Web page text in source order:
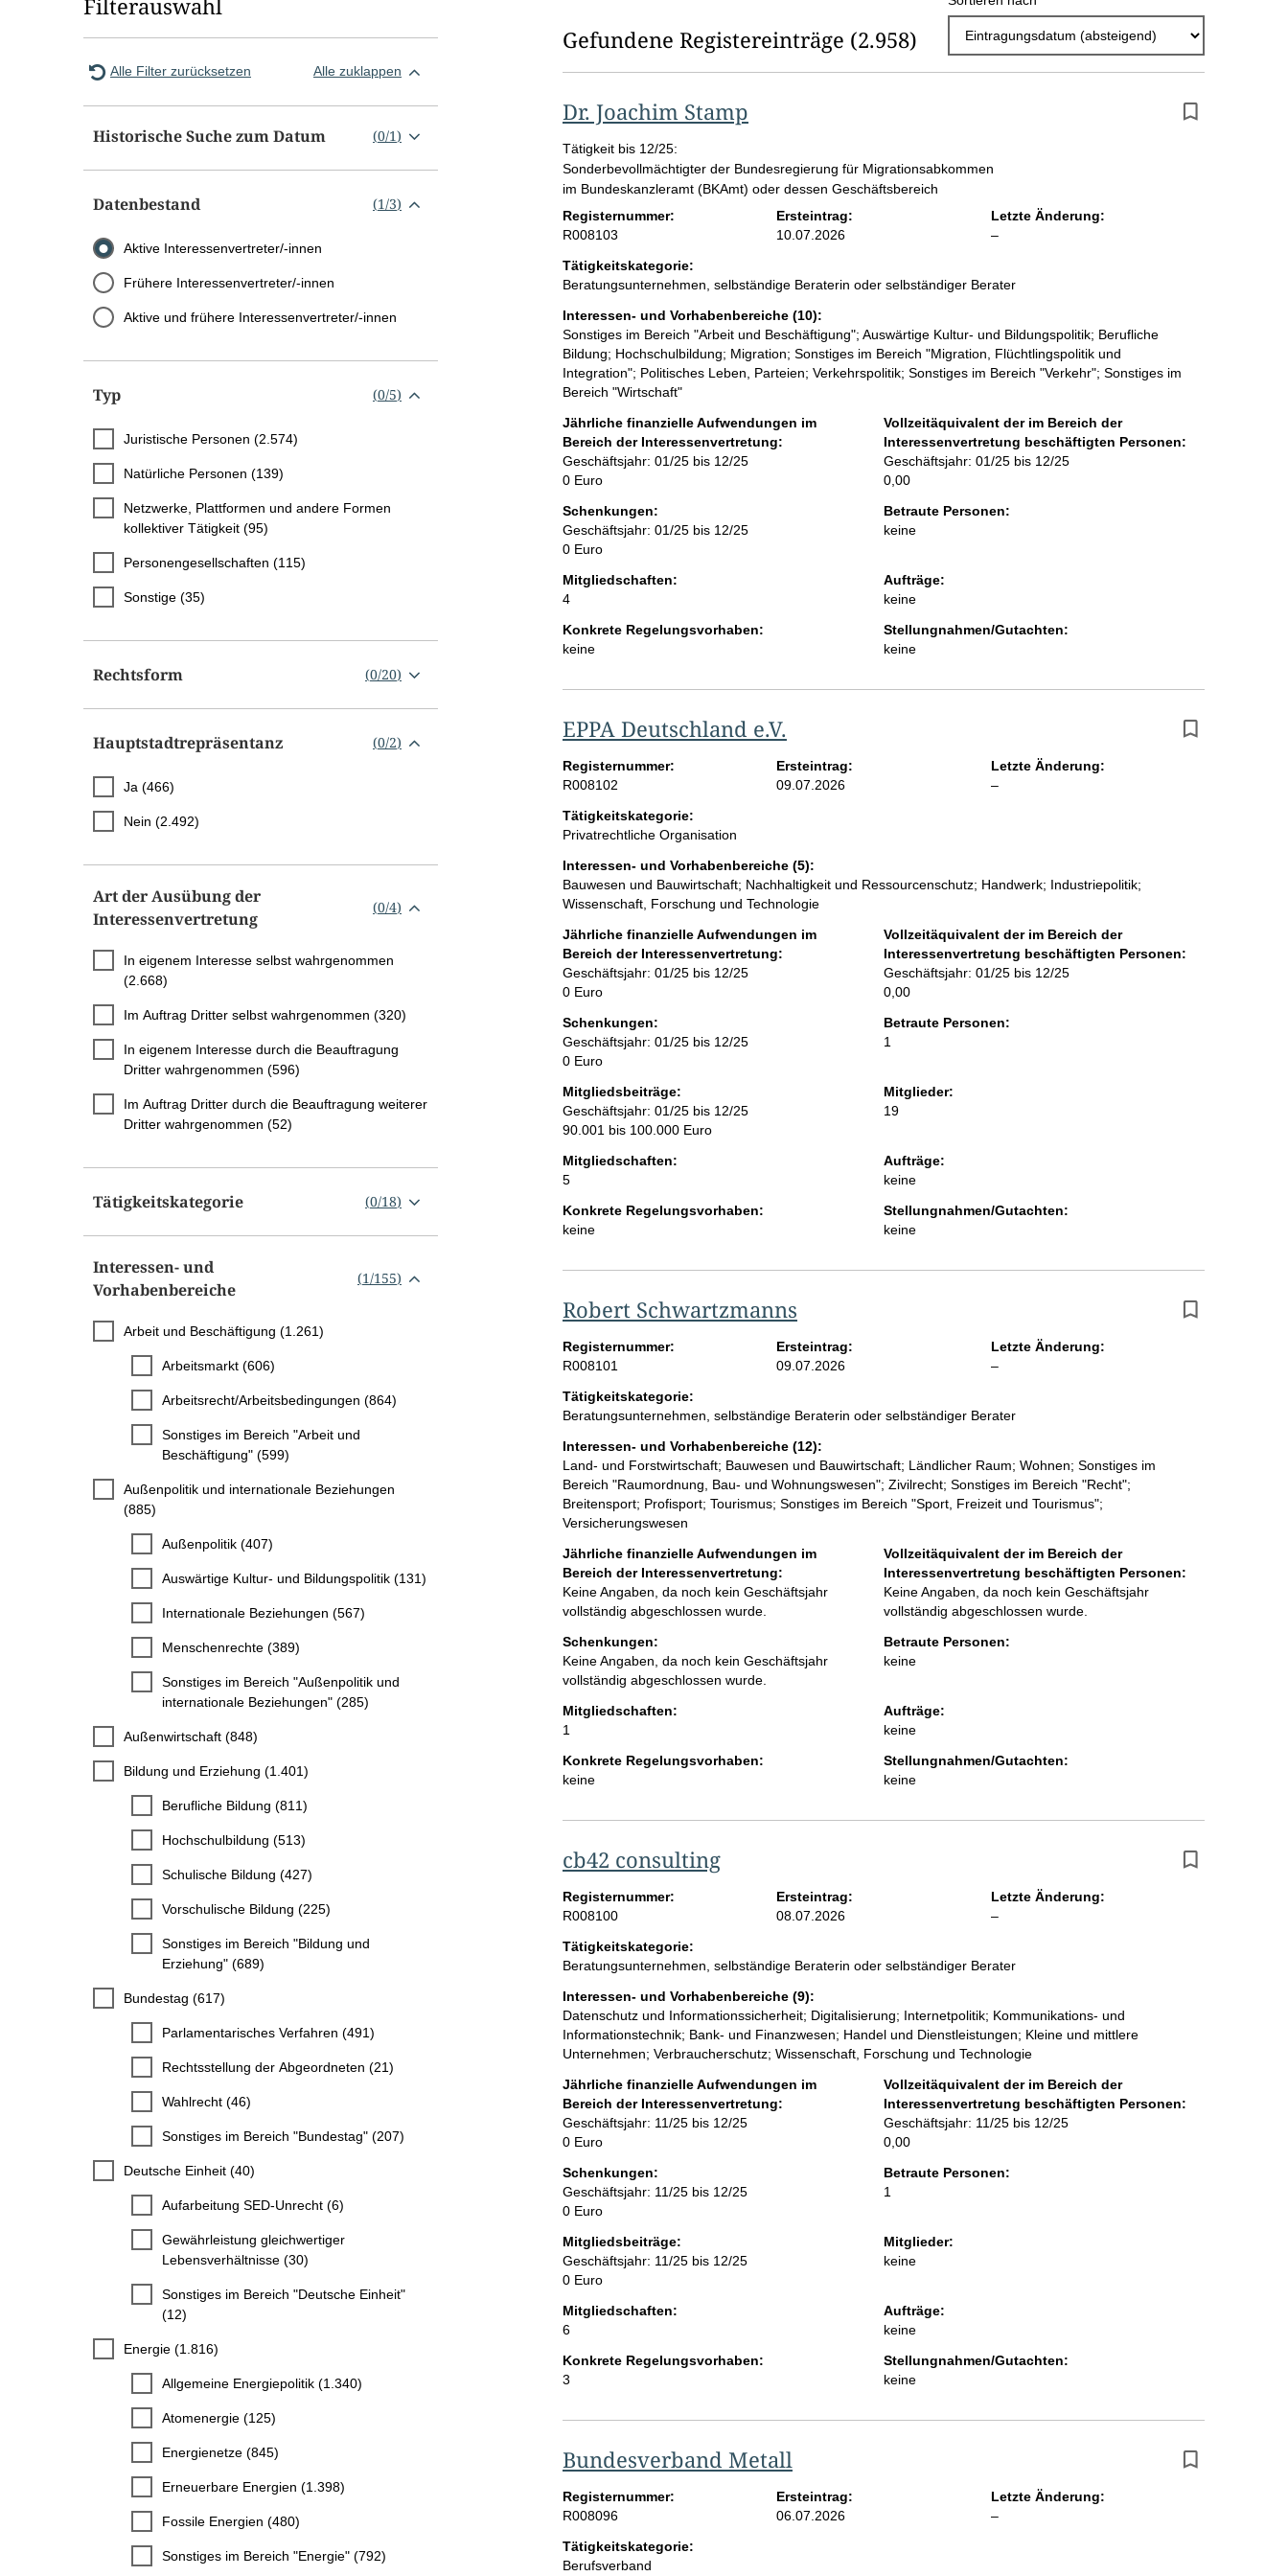
g
e
i
s
p
r
o
e
i
e
Filterauswahl
Alle Filter zurücksetzen Alle zuklappen
Historische Suche zum Datum (0/1)
Datenbestand (1/3)
Aktive Interessenvertreter/-innen
Frühere Interessenvertreter/-innen
Aktive und frühere Interessenvertreter/-innen
Typ (0/5)
Juristische Personen (2.574)
Natürliche Personen (139)
Netzwerke, Plattformen und andere Formen
kollektiver Tätigkeit (95)
Personengesellschaften (115)
Sonstige (35)
Rechtsform (0/20)
Hauptstadtrepräsentanz (0/2)
Ja (466)
Nein (2.492)
Art der Ausübung der
Interessenvertretung
(0/4)
In eigenem Interesse selbst wahrgenommen
(2.668)
Im Auftrag Dritter selbst wahrgenommen (320)
In eigenem Interesse durch die Beauftragung
Dritter wahrgenommen (596)
Im Auftrag Dritter durch die Beauftragung weiterer
Dritter wahrgenommen (52)
Tätigkeitskategorie (0/18)
Interessen- und
Vorhabenbereiche
(1/155)
Arbeit und Beschäftigung (1.261)
Arbeitsmarkt (606)
Arbeitsrecht/Arbeitsbedingungen (864)
Sonstiges im Bereich "Arbeit und
Beschäftigung" (599)
Außenpolitik und internationale Beziehungen
(885)
Außenpolitik (407)
Auswärtige Kultur- und Bildungspolitik (131)
Internationale Beziehungen (567)
Menschenrechte (389)
Sonstiges im Bereich "Außenpolitik und
internationale Beziehungen" (285)
Außenwirtschaft (848)
Bildung und Erziehung (1.401)
Berufliche Bildung (811)
Hochschulbildung (513)
Schulische Bildung (427)
Vorschulische Bildung (225)
Sonstiges im Bereich "Bildung und
Erziehung" (689)
Bundestag (617)
Parlamentarisches Verfahren (491)
Rechtsstellung der Abgeordneten (21)
Wahlrecht (46)
Sonstiges im Bereich "Bundestag" (207)
Deutsche Einheit (40)
Aufarbeitung SED-Unrecht (6)
Gewährleistung gleichwertiger
Lebensverhältnisse (30)
Sonstiges im Bereich "Deutsche Einheit"
(12)
Energie (1.816)
Allgemeine Energiepolitik (1.340)
Atomenergie (125)
Energienetze (845)
Erneuerbare Energien (1.398)
Fossile Energien (480)
Sonstiges im Bereich "Energie" (792)
Gefundene Registereinträge (2.958)
Dr. Joachim Stamp
Tätigkeit bis 12/25:
Sonderbevollmächtigter der Bundesregierung für Migrationsabkommen
im Bundeskanzleramt (BKAmt) oder dessen Geschäftsbereich
Registernummer:
R008103
Ersteintrag:
10.07.2026
Letzte Änderung:
–l
r
Tätigkeitskategorie:
Beratungsunternehmen, selbständige Beraterin oder selbständiger Berater
Interessen- und Vorhabenbereiche (10):
Sonstiges im Bereich "Arbeit und Beschäftigung"; Auswärtige Kultur- und Bildungspolitik; Berufliche
Bildung; Hochschulbildung; Migration; Sonstiges im Bereich "Migration, Flüchtlingspolitik und
Integration"; Politisches Leben, Parteien; Verkehrspolitik; Sonstiges im Bereich "Verkehr"; Sonstiges im
Bereich "Wirtschaft"
Jährliche finanzielle Aufwendungen im
Bereich der Interessenvertretung:
Geschäftsjahr: 01/25 bis 12/25
0 Euro
Vollzeitäquivalent der im Bereich der
Interessenvertretung beschäftigten Personen:
Geschäftsjahr: 01/25 bis 12/25
0,00
Schenkungen:
Geschäftsjahr: 01/25 bis 12/25
0 Euro
Betraute Personen:
keine
Mitgliedschaften:
4
Aufträge:
keine
Konkrete Regelungsvorhaben:
keine
Stellungnahmen/Gutachten:
keine
EPPA Deutschland e.V.
Registernummer:
R008102
Ersteintrag:
09.07.2026
Letzte Änderung:
–l
Tätigkeitskategorie:
Privatrechtliche Organisation
Interessen- und Vorhabenbereiche (5):
Bauwesen und Bauwirtschaft; Nachhaltigkeit und Ressourcenschutz; Handwerk; Industriepolitik;
Wissenschaft, Forschung und Technologie
Jährliche finanzielle Aufwendungen im
Bereich der Interessenvertretung:
Geschäftsjahr: 01/25 bis 12/25
0 Euro
Vollzeitäquivalent der im Bereich der
Interessenvertretung beschäftigten Personen:
Geschäftsjahr: 01/25 bis 12/25
0,00
Schenkungen:
Geschäftsjahr: 01/25 bis 12/25
0 Euro
Betraute Personen:
1
Mitgliedsbeiträge:
Geschäftsjahr: 01/25 bis 12/25
90.001 bis 100.000 Euro
Mitglieder:
19
Mitgliedschaften:
5
Aufträge:
keine
Konkrete Regelungsvorhaben:
keine
Stellungnahmen/Gutachten:
keine
Robert Schwartzmanns
Registernummer:
R008101
Ersteintrag:
09.07.2026
Letzte Änderung:
–l
r
Tätigkeitskategorie:
Beratungsunternehmen, selbständige Beraterin oder selbständiger Berater
Interessen- und Vorhabenbereiche (12):
Land- und Forstwirtschaft; Bauwesen und Bauwirtschaft; Ländlicher Raum; Wohnen; Sonstiges im
Bereich "Raumordnung, Bau- und Wohnungswesen"; Zivilrecht; Sonstiges im Bereich "Recht";
Breitensport; Profisport; Tourismus; Sonstiges im Bereich "Sport, Freizeit und Tourismus";
Versicherungswesen
Jährliche finanzielle Aufwendungen im
Bereich der Interessenvertretung:
Keine Angaben, da noch kein Geschäftsjahr
vollständig abgeschlossen wurde.
Vollzeitäquivalent der im Bereich der
Interessenvertretung beschäftigten Personen:
Keine Angaben, da noch kein Geschäftsjahr
vollständig abgeschlossen wurde.
Schenkungen:
Keine Angaben, da noch kein Geschäftsjahr
vollständig abgeschlossen wurde.
Betraute Personen:
keine
Mitgliedschaften:
1
Aufträge:
keine
Konkrete Regelungsvorhaben:
keine
Stellungnahmen/Gutachten:
keine
cb42 consulting
Registernummer:
R008100
Ersteintrag:
08.07.2026
Letzte Änderung:
–l
r
Tätigkeitskategorie:
Beratungsunternehmen, selbständige Beraterin oder selbständiger Berater
Interessen- und Vorhabenbereiche (9):
Datenschutz und Informationssicherheit; Digitalisierung; Internetpolitik; Kommunikations- und
Informationstechnik; Bank- und Finanzwesen; Handel und Dienstleistungen; Kleine und mittlere
Unternehmen; Verbraucherschutz; Wissenschaft, Forschung und Technologie
Jährliche finanzielle Aufwendungen im
Bereich der Interessenvertretung:
Geschäftsjahr: 11/25 bis 12/25
0 Euro
Vollzeitäquivalent der im Bereich der
Interessenvertretung beschäftigten Personen:
Geschäftsjahr: 11/25 bis 12/25
0,00
Schenkungen:
Geschäftsjahr: 11/25 bis 12/25
0 Euro
Betraute Personen:
1
Mitgliedsbeiträge:
Geschäftsjahr: 11/25 bis 12/25
0 Euro
Mitglieder:
keine
Mitgliedschaften:
6
Aufträge:
keine
Konkrete Regelungsvorhaben:
3
Stellungnahmen/Gutachten:
keine
Bundesverband Metall
Registernummer:
R008096
Ersteintrag:
06.07.2026
Letzte Änderung:
–l
Tätigkeitskategorie:
Berufsverband